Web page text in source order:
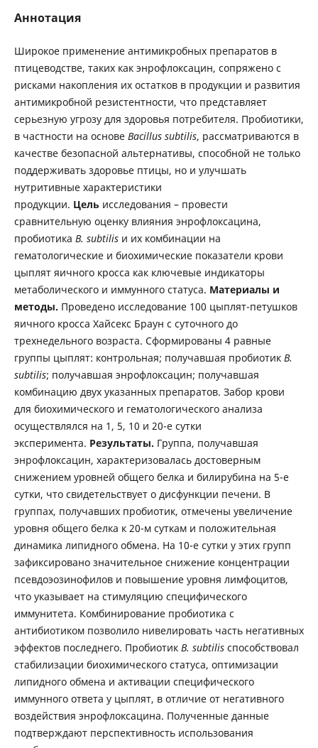
Аннотация
Широкое применение антимикробных препаратов в
птицеводстве, таких как энрофлоксацин, сопряжено с
рисками накопления их остатков в продукции и развития
антимикробной резистентности, что представляет
серьезную угрозу для здоровья потребителя. Пробиотики,
в частности на основе Bacillus subtilis, рассматриваются в
качестве безопасной альтернативы, способной не только
поддерживать здоровье птицы, но и улучшать
нутритивные характеристики
продукции. Цель исследования – провести
сравнительную оценку влияния энрофлоксацина,
пробиотика B. subtilis и их комбинации на
гематологические и биохимические показатели крови
цыплят яичного кросса как ключевые индикаторы
метаболического и иммунного статуса. Материалы и
методы. Проведено исследование 100 цыплят-петушков
яичного кросса Хайсекс Браун с суточного до
трехнедельного возраста. Сформированы 4 равные
группы цыплят: контрольная; получавшая пробиотик B.
subtilis; получавшая энрофлоксацин; получавшая
комбинацию двух указанных препаратов. Забор крови
для биохимического и гематологического анализа
осуществлялся на 1, 5, 10 и 20-е сутки
эксперимента. Результаты. Группа, получавшая
энрофлоксацин, характеризовалась достоверным
снижением уровней общего белка и билирубина на 5-е
сутки, что свидетельствует о дисфункции печени. В
группах, получавших пробиотик, отмечены увеличение
уровня общего белка к 20-м суткам и положительная
динамика липидного обмена. На 10-е сутки у этих групп
зафиксировано значительное снижение концентрации
псевдоэозинофилов и повышение уровня лимфоцитов,
что указывает на стимуляцию специфического
иммунитета. Комбинирование пробиотика с
антибиотиком позволило нивелировать часть негативных
эффектов последнего. Пробиотик B. subtilis способствовал
стабилизации биохимического статуса, оптимизации
липидного обмена и активации специфического
иммунного ответа у цыплят, в отличие от негативного
воздействия энрофлоксацина. Полученные данные
подтверждают перспективность использования